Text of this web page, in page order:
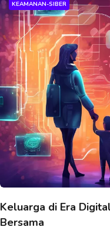
KEAMANAN-SIBER
Keluarga di Era
Bersama